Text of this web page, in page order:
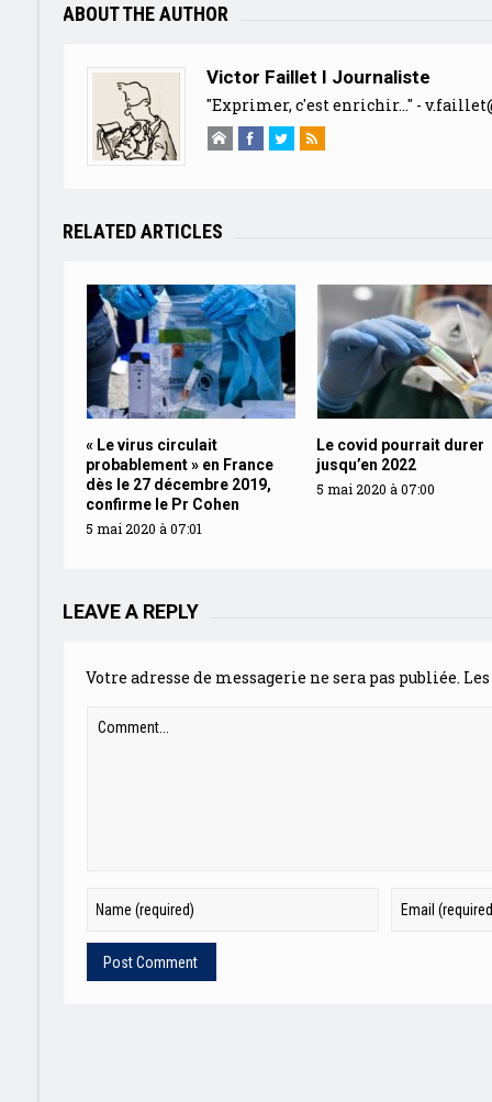
ABOUT THE AUTHOR
Victor Faillet I Journaliste
"Exprimer, c'est enrichir..." -
RELATED ARTICLES
« Le virus circulait
probablement » en France
dès le 27 décembre 2019,
confirme le Pr Cohen
5 mai 2020 à 07:01
Le covid pourrait durer
jusqu’en 2022
5 mai 2020 à 07:00
LEAVE A REPLY
Votre adresse de messagerie ne sera pas publiée.